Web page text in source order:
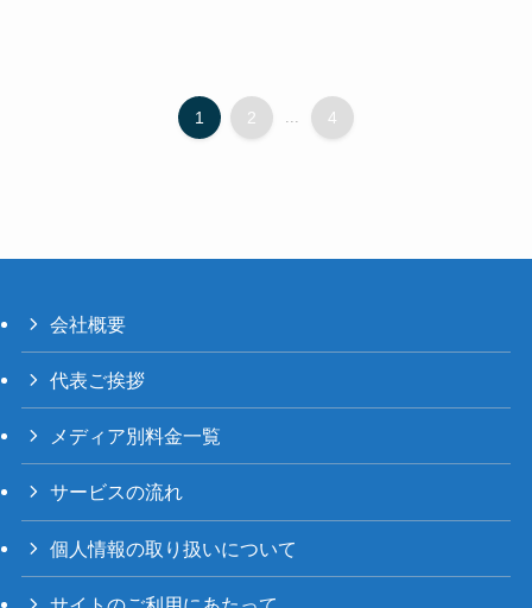
1 2 4
会社概要
代表ご挨拶
メディア別料金一覧
サービスの流れ
個人情報の取り扱いについて